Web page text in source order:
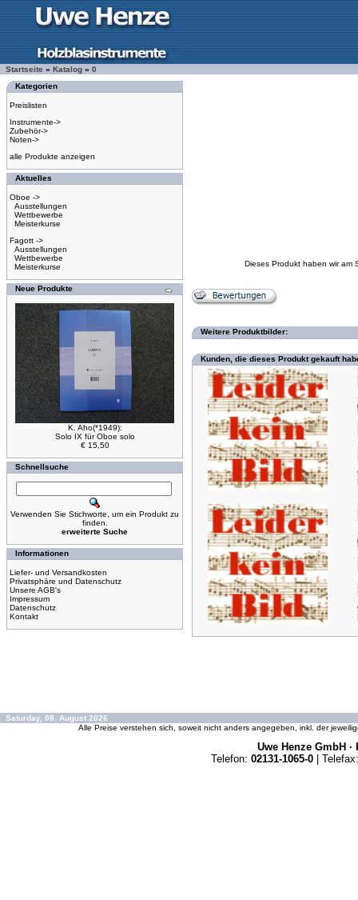
Startseite » Katalog » 0
Kategorien
Preislisten
Instrumente->
Zubehör->
Noten->
alle Produkte anzeigen
Aktuelles
Oboe ->
Ausstellungen
Wettbewerbe
Meisterkurse
Fagott ->
Ausstellungen
Wettbewerbe
Meisterkurse
Neue Produkte
K. Aho(*1949):
Solo IX für Oboe solo
€ 15,50
Schnellsuche
Verwenden Sie Stichworte, um ein Produkt zu
finden.
erweiterte Suche
Informationen
Liefer- und Versandkosten
Privatsphäre und Datenschutz
Unsere AGB's
Impressum
Datenschutz
Kontakt
Dieses Produkt haben wir am
Weitere Produktbilder:
Kunden, die dieses Produkt gekauft
Saturday, 08. August 2026
Alle Preise verstehen sich, soweit nicht anders angegeben, inkl. der
Uwe Henze GmbH ·
Telefon: 02131-1065-0 | Telefax: